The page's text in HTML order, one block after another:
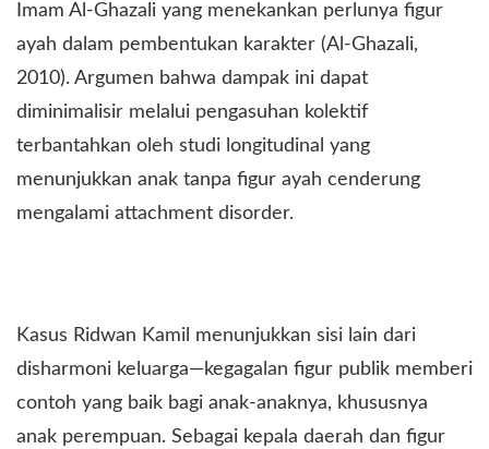
Imam Al-Ghazali yang menekankan perlunya figur
ayah dalam pembentukan karakter (Al-Ghazali,
2010). Argumen bahwa dampak ini dapat
diminimalisir melalui pengasuhan kolektif
terbantahkan oleh studi longitudinal yang
menunjukkan anak tanpa figur ayah cenderung
mengalami attachment disorder.
Kasus Ridwan Kamil menunjukkan sisi lain dari
disharmoni keluarga—kegagalan figur publik memberi
contoh yang baik bagi anak-anaknya, khususnya
anak perempuan. Sebagai kepala daerah dan figur